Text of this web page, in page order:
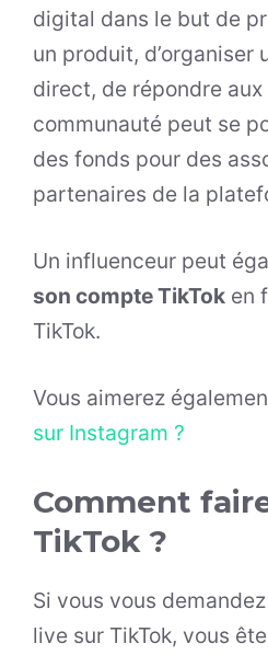
digital dans le but de
un produit, d’organiser
direct, de répondre
communauté peut se
des fonds pour des
partenaires de la
Un influenceur peut
son compte TikTok en
TikTok.
Vous aimerez
sur Instagram ?
Comment
TikTok ?
Si vous vous
live sur TikTok, vous